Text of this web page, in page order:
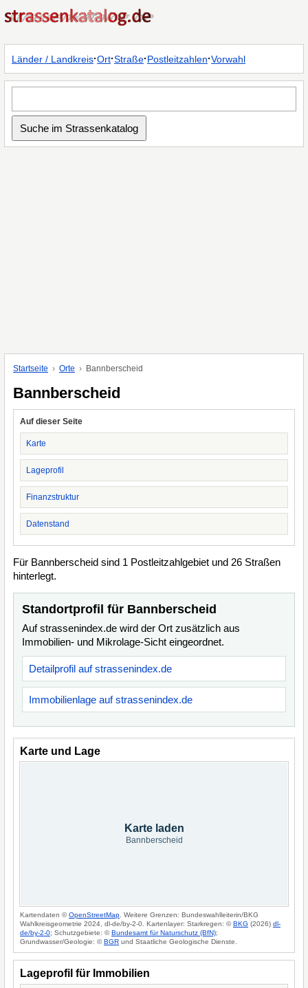
Länder / Landkreis·Ort·Straße·Postleitzahlen·Vorwahl
Startseite Orte Bannberscheid
Bannberscheid
Auf dieser Seite
Karte
Lageprofil
Finanzstruktur
Datenstand
Für Bannberscheid sind 1 Postleitzahlgebiet und 26 Straßen
hinterlegt.
Standortprofil für Bannberscheid
Auf strassenindex.de wird der Ort zusätzlich aus
Immobilien- und Mikrolage-Sicht eingeordnet.
Detailprofil auf strassenindex.de
Immobilienlage auf strassenindex.de
Karte und Lage
Karte laden
Bannberscheid
Kartendaten ©OpenStreetMap . Weitere Grenzen: Bundeswahlleiterin/BKG
Wahlkreisgeometrie 2024, dl-de/by-2-0. Kartenlayer: Starkregen: ©BKG (2026) dl-
de/by-2-0; Schutzgebiete: ©Bundesamt für Naturschutz (BfN);
Grundwasser/Geologie: ©BGR und Staatliche Geologische Dienste.
Lageprofil für Immobilien